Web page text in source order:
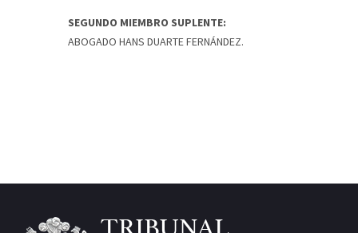
SEGUNDO MIEMBRO SUPLENTE:
ABOGADO HANS DUARTE FERNÁNDEZ.